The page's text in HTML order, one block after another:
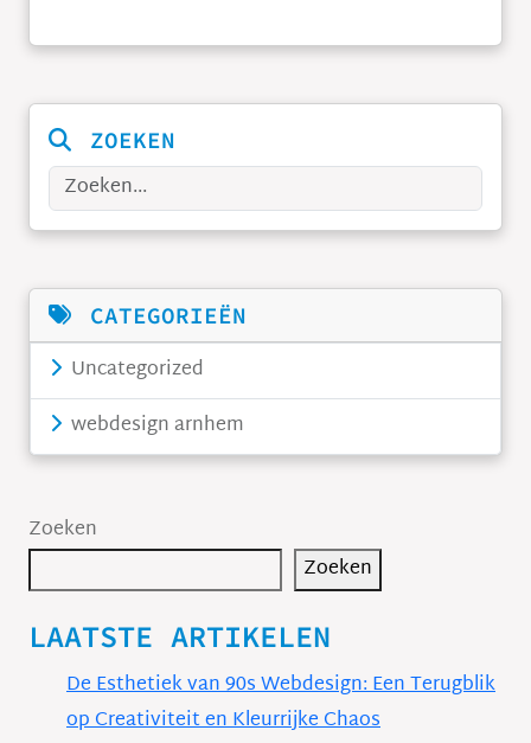
ZOEKEN
Zoeken
CATEGORIEËN
Uncategorized
webdesign arnhem
Zoeken
Zoeken
LAATSTE ARTIKELEN
De Esthetiek van 90s Webdesign: Een Terugblik
op Creativiteit en Kleurrijke Chaos